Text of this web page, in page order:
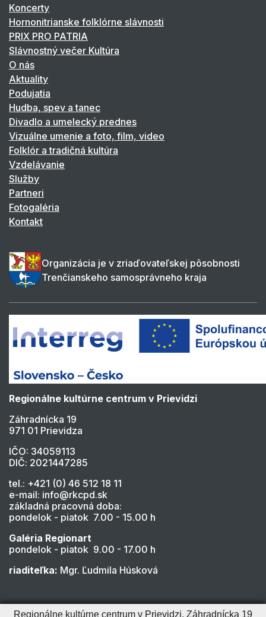
Koncerty
Hornonitrianske folklórne slávnosti
PRIX PRO PATRIA
Slávnostný večer Kultúra
O nás
Aktuality
Podujatia
Hudba, spev a tanec
Divadlo a umelecký prednes
Vizuálne umenie a foto, film, video
Folklór a tradičná kultúra
Vzdelávanie
Služby
Partneri
Fotogaléria
Kontakt
Organizácia je v zriaďovateľskej pôsobnosti
Trenčianskeho samosprávneho kraja
Regionálne kultúrne centrum v Prievidzi
Záhradnícka 19
971 01 Prievidza
IČO: 34059113
DIČ: 2021447285
tel.: +421 (0) 46 512 18 11
e-mail: info@rkcpd.sk
základná pracovná doba:
pondelok - piatok 7.00 - 15.00 h
Galéria Regionart
pondelok - piatok 9.00 - 17.00 h
riaditeľka: Mgr. Ľudmila Húsková
Regionálne kultúrne centrum v Prievidzi, Záhradnícka 19